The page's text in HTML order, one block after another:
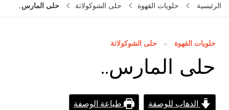
الرئيسية حلويات القهوة حلى الشوكولاتة حلى المارس..
حلويات القهوة حلى الشوكولاتة
حلى المارس..
الذهاب للوصفة طباعة الوصفة